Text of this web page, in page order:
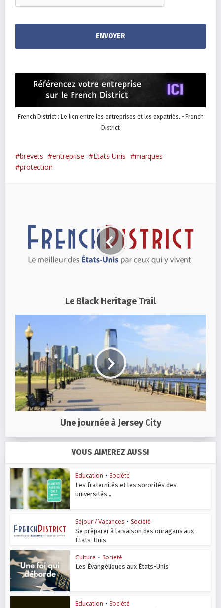
French District : Le lien entre les entreprises et les expatriés. - French
District
brevets entreprise Etats-Unis
marques
protection
Le Black Heritage Trail
Une journée à Jersey City
VOUS AIMEREZ AUSSI
Education • Société
Les fraternités et les sororités des
universités...
Séjour / Vacances • Société
Se préparer à la saison des ouragans aux
États-Unis
Culture • Société
Les Évangéliques aux États-Unis
Education • Société